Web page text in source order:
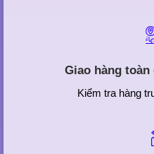
Giao hàng toàn
Kiểm tra hàng